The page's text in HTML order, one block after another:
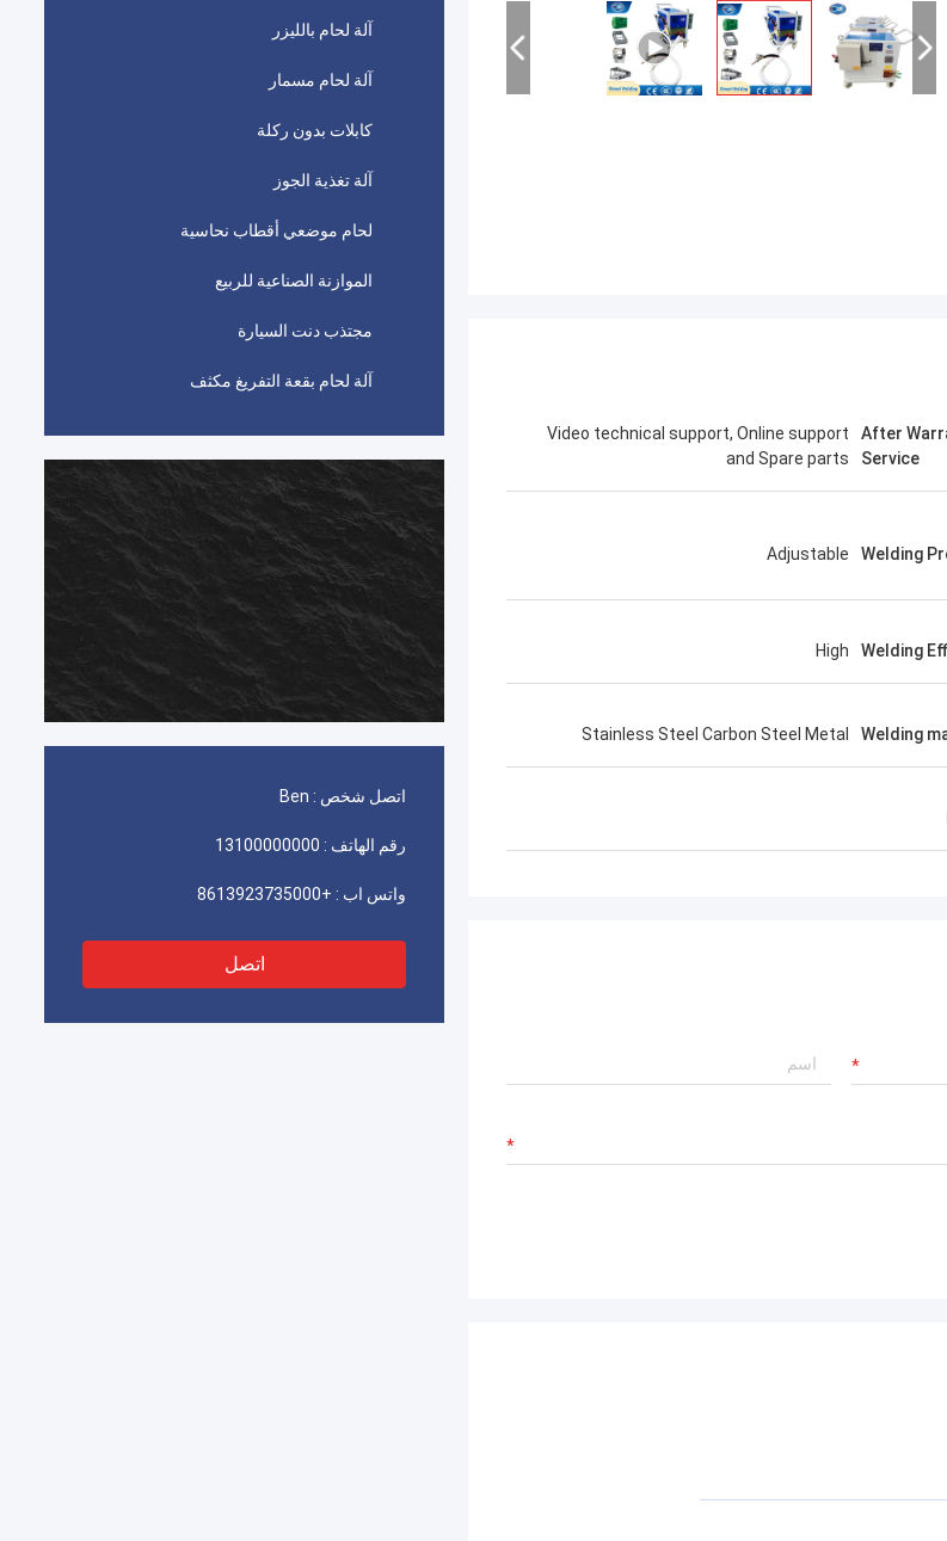
آلة لحام بالليزر
آلة لحام مسمار
كابلات بدون ركلة
آلة تغذية الجوز
لحام موضعي أقطاب نحاسية
الموازنة الصناعية للربيع
مجتذب دنت السيارة
آلة لحام بقعة التفريغ مكثف
اتصل شخص : Ben
رقم الهاتف : 13100000000
واتس اب : +8613923735000
اتصل
After
Service
Video technical support, Online support
and Spare parts
Welding
Adjustable
Welding
High
Welding
Stainless Steel Carbon Steel Metal